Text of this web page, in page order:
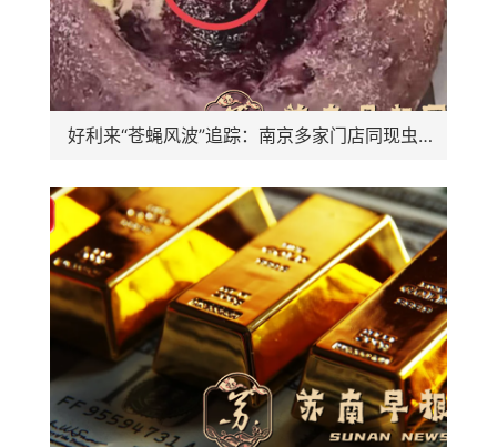
好利来“苍蝇风波”追踪：南京多家门店同现虫患，千店品牌品控标准遭质疑